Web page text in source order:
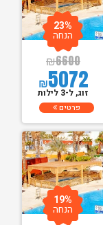
₪6600
₪5072
23%
הנחה
זוג, ל-3 לילות
פרטים
19%
הנחה